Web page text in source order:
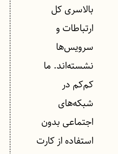
بالاسری کل
ارتباطات و
سرویس‌ها
نشسته‌اند. ما
کم‌کم در
شبکه‌های
اجتماعی بدون
استفاده از کارت